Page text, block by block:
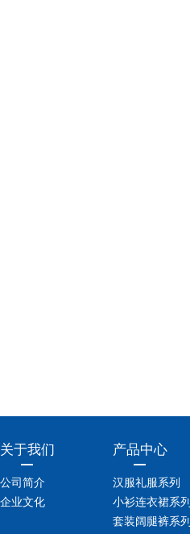
关于我们
公司简介
企业文化
产品中心
汉服礼服系列
小衫连衣裙系列
套装阔腿裤系列